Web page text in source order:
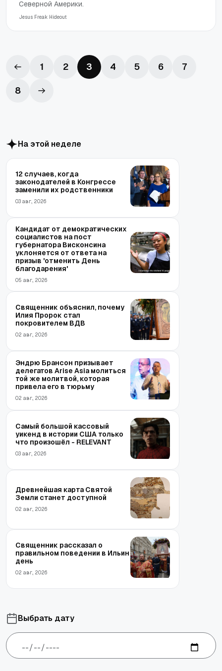
Северной Америки.
Jesus Freak Hideout
1 2 3 4 5 6 7
8
На этой неделе
12 случаев, когда
законодателей в Конгрессе
заменили их родственники
03 авг., 2026
Кандидат от демократических
социалистов на пост
губернатора Висконсина
уклоняется от ответа на
призыв 'отменить День
благодарения'
05 авг., 2026
Священник объяснил, почему
Илия Пророк стал
покровителем ВДВ
02 авг., 2026
Эндрю Брансон призывает
делегатов Arise Asia молиться
той же молитвой, которая
привела его в тюрьму
02 авг., 2026
Самый большой кассовый
уикенд в истории США только
что произошёл - RELEVANT
03 авг., 2026
Древнейшая карта Святой
Земли станет доступной
02 авг., 2026
Священник рассказал о
правильном поведении в Ильин
день
02 авг., 2026
Выбрать дату